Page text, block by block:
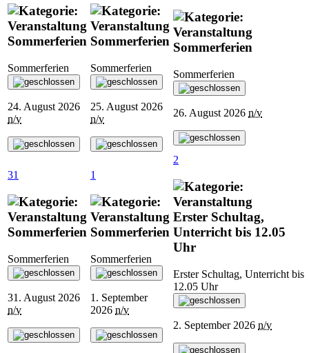
Sommerferien
Sommerferien
24. August 2026
n/v
Sommerferien
Sommerferien
25. August 2026
n/v
Sommerferien
Sommerferien
26. August 2026 n/v
31
Sommerferien
Sommerferien
31. August 2026
n/v
1
Sommerferien
Sommerferien
1. September
2026 n/v
2
Erster Schultag,
Unterricht bis 12.05
Uhr
Erster Schultag, Unterricht bis
12.05 Uhr
2. September 2026 n/v